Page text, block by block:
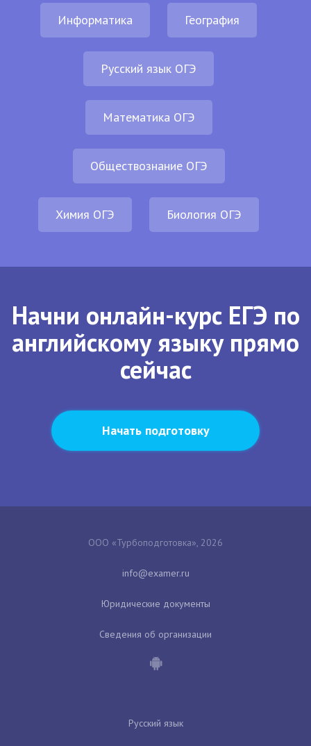
Информатика География
Русский язык ОГЭ
Математика ОГЭ
Обществознание ОГЭ
Химия ОГЭ Биология ОГЭ
Начни онлайн-курс ЕГЭ по
английскому языку прямо
сейчас
Начать подготовку
ООО «Турбоподготовка», 2026
Юридические документы
Сведения об организации
Русский язык